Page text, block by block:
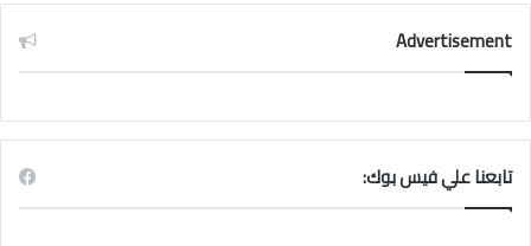
Advertisement
تابعنا علي فيس بوك: